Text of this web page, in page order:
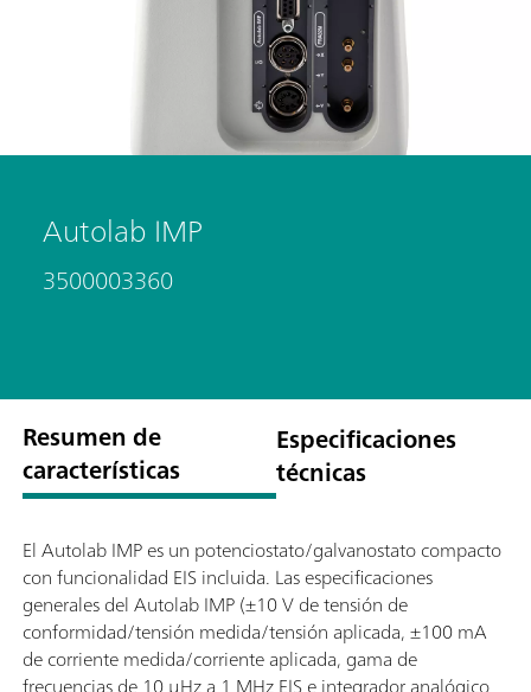
Autolab IMP
3500003360
Resumen de
características
Especificaciones
técnicas
El Autolab IMP es un potenciostato/galvanostato compacto
con funcionalidad EIS incluida. Las especificaciones
generales del Autolab IMP (±10 V de tensión de
conformidad/tensión medida/tensión aplicada, ±100 mA
de corriente medida/corriente aplicada, gama de